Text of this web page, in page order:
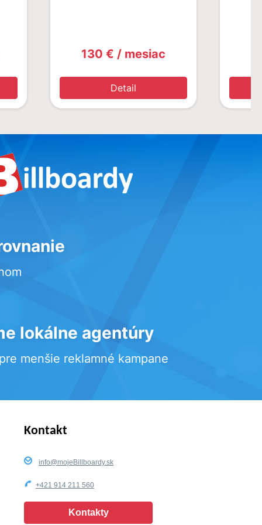
130 € / mesiac
Detail
lokálne agentúry
menšie reklamné kampane
Kontakt
info@mojeBillboardy.sk
+421 914 211 560
Kontakty